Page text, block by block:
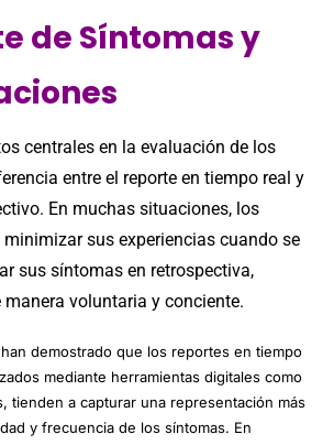
de Síntomas y
centrales en la evaluación de los
entre el reporte en tiempo real y
En muchas situaciones, los
minimizar sus experiencias cuando se
sus síntomas en retrospectiva,
manera voluntaria y conciente.
demostrado que los reportes en tiempo
mediante herramientas digitales como
tienden a capturar una representación más
y frecuencia de los síntomas. En